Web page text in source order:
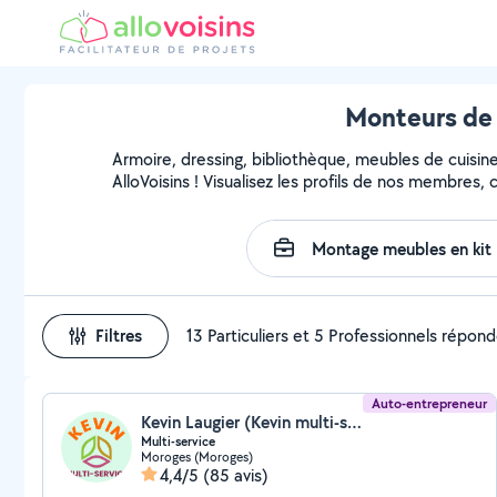
Monteurs
Armoire, dressing, bibliothèque, meubles de
AlloVoisins ! Visualisez les profils de nos
Filtres 13 Particuliers et 5 Professionnels
Auto-entrepreneur
Kevin Laugier (Kevin multi-service)
Multi-service
Moroges (Moroges)
4,4/5 (85 avis)